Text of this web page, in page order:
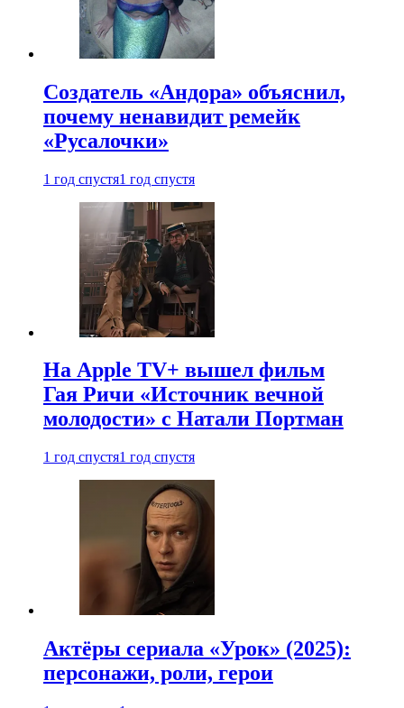
Создатель «Андора» объяснил,
почему ненавидит ремейк
«Русалочки»
1 год спустя1 год спустя
На Apple TV+ вышел фильм
Гая Ричи «Источник вечной
молодости» с Натали Портман
1 год спустя1 год спустя
Актёры сериала «Урок» (2025):
персонажи, роли, герои